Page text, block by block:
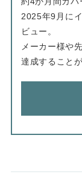
2025年9月に
ビュー。
メーカー様や
達成すること